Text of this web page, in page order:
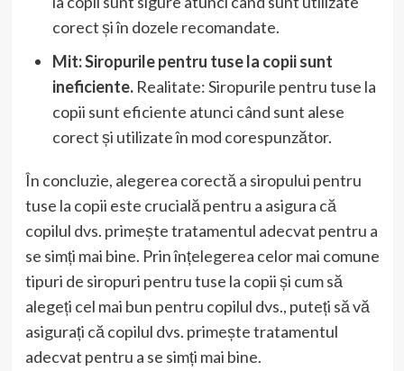
corect și în dozele recomandate.
Mit: Siropurile pentru tuse la copii sunt
ineficiente.Realitate: Siropurile pentru tuse la
copii sunt eficiente atunci când sunt alese
corect și utilizate în mod corespunzător.
În concluzie, alegerea corectă a siropului pentru
tuse la copii este crucială pentru a asigura că
copilul dvs. primește tratamentul adecvat pentru a
se simți mai bine. Prin înțelegerea celor mai comune
tipuri de siropuri pentru tuse la copii și cum să
alegeți cel mai bun pentru copilul dvs., puteți să vă
asigurați că copilul dvs. primește tratamentul
adecvat pentru a se simți mai bine.